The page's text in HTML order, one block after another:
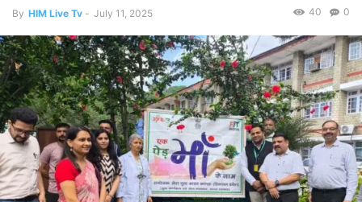
By HIM Live Tv - July 11, 2025 0
40